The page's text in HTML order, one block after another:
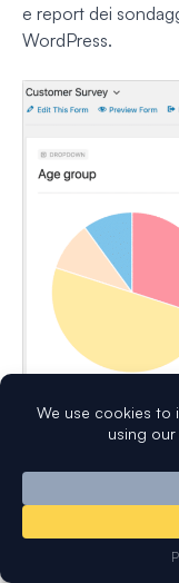
e report dei
WordPress.
Puoi attivare questi
qualsiasi modulo
originariamente
abilitare la